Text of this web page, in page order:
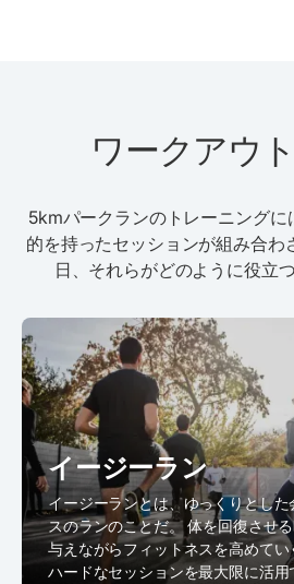
ワークアウ
5kmパークランのトレーニングに
的を持ったセッションが組み合わ
日、それらがどのように役立
イージーラン
イージーランとは、ゆっくりとした
スのランのことだ。 体を回復させ
与えながらフィットネスを高めてい
ハードなセッションを最大限に活用